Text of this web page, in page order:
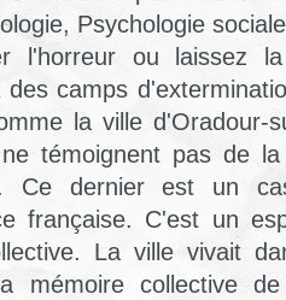
Psychologie
l'horreur ou laissez
camps
la ville d'Oradour-
témoignent pas de
Ce dernier est un
française. C'est un
La ville vivait
mémoire collective